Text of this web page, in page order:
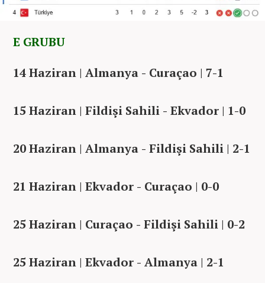
E GRUBU
14 Haziran | Almanya - Curaçao | 7-1
15 Haziran | Fildişi Sahili - Ekvador | 1-0
20 Haziran | Almanya - Fildişi Sahili | 2-1
21 Haziran | Ekvador - Curaçao | 0-0
25 Haziran | Curaçao - Fildişi Sahili | 0-2
25 Haziran | Ekvador - Almanya | 2-1